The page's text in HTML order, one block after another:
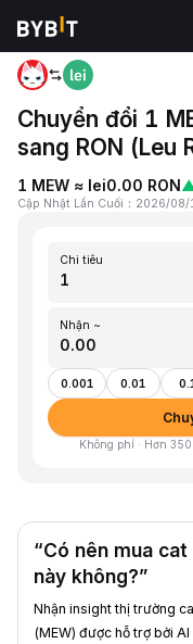
Trang chủ
Chuyển đổi 1
sang RON (Leu
1 MEW ≈ lei0.00 RON
Cập Nhật Lần Cuối ： 2026/08/
Chi tiêu
Nhận ~
0.001 0.01
Không phí · Hơn
“Có nên mua
này không?”
Nhận insight thị trường
(MEW) được hỗ trợ bởi